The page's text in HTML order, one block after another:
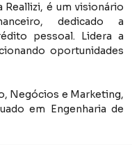
Reallizi, é um visionário
dedicado a
pessoal. Lidera a
oportunidades
Negócios e Marketing,
em Engenharia de